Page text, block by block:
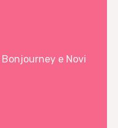
Bonjourney e Novi